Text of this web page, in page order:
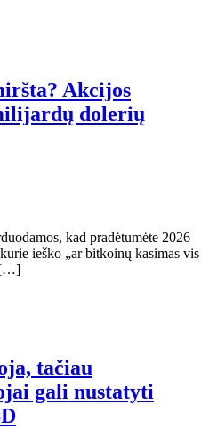
Akcijos
dolerių
kad pradėtumėte 2026
ieško „ar bitkoinų kasimas vis
[…]
tačiau
gali nustatyti